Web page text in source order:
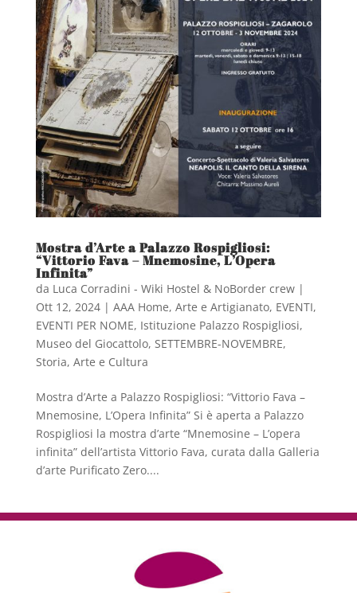
Mostra d’Arte a Palazzo Rospigliosi:
“Vittorio Fava – Mnemosine, L’Opera
Infinita”
da Luca Corradini - Wiki Hostel & NoBorder crew|
Ott 12, 2024| AAA Home, Arte e Artigianato, EVENTI,
EVENTI PER NOME, Istituzione Palazzo Rospigliosi,
Museo del Giocattolo, SETTEMBRE-NOVEMBRE,
Storia, Arte e Cultura
Mostra d’Arte a Palazzo Rospigliosi: “Vittorio Fava –
Mnemosine, L’Opera Infinita” Si è aperta a Palazzo
Rospigliosi la mostra d’arte “Mnemosine – L’opera
infinita” dell’artista Vittorio Fava, curata dalla Galleria
d’arte Purificato Zero....